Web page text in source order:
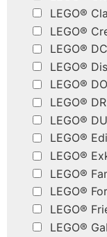
LEGO®
LEGO®
LEGO®
LEGO®
LEGO®
LEGO®
LEGO®
LEGO®
LEGO®
LEGO®
LEGO®
LEGO®
LEGO®